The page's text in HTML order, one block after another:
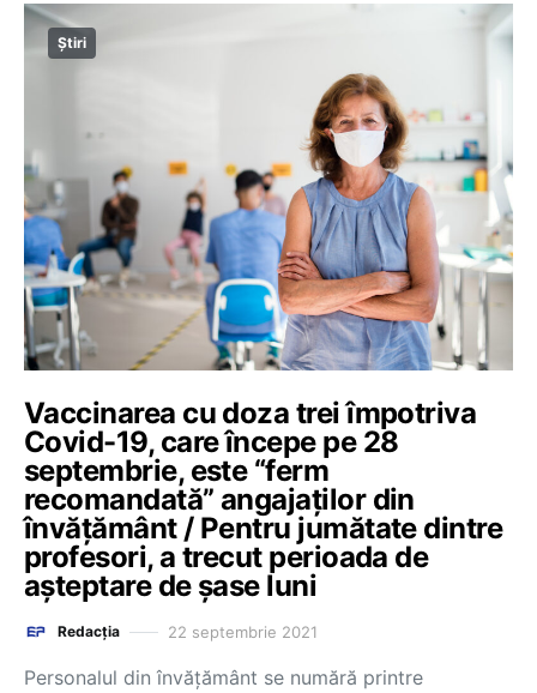
Știri
Vaccinarea cu doza trei împotriva
Covid-19, care începe pe 28
septembrie, este “ferm
recomandată” angajaților din
învățământ / Pentru jumătate dintre
profesori, a trecut perioada de
așteptare de șase luni
Redacția 22 septembrie 2021
Personalul din învățământ se numără printre